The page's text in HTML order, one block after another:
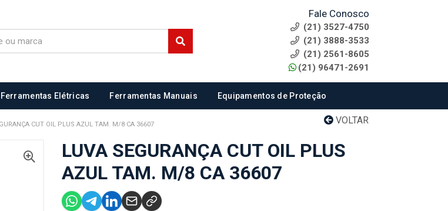
Fale Conosco
(21) 3527-4750
(21) 3888-3533
(21) 2561-8605
(21) 96471-2691
Ferramentas Elétricas Ferramentas Manuais Equipamentos de Proteção
VOLTAR
CUT OIL PLUS AZUL TAM. M/8 CA 36607
LUVA SEGURANÇA CUT OIL PLUS
AZUL TAM. M/8 CA 36607